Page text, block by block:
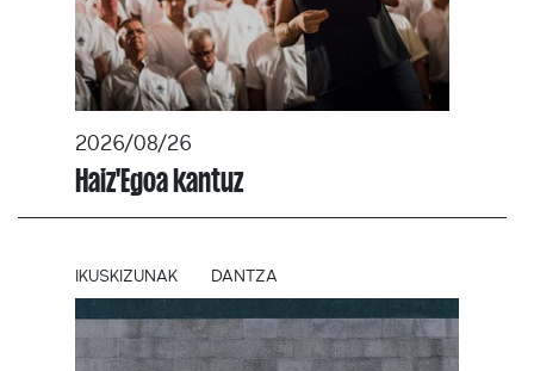
2026/08/26
Haiz'Egoa kantuz
IKUSKIZUNAK DANTZA